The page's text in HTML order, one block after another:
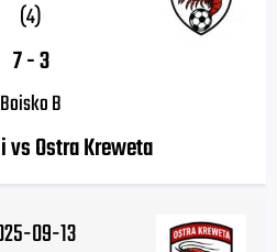
(4)
7-3
Boisko B
vs Ostra Kreweta
09-13